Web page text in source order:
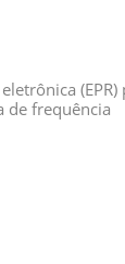
(EPR)
de frequência